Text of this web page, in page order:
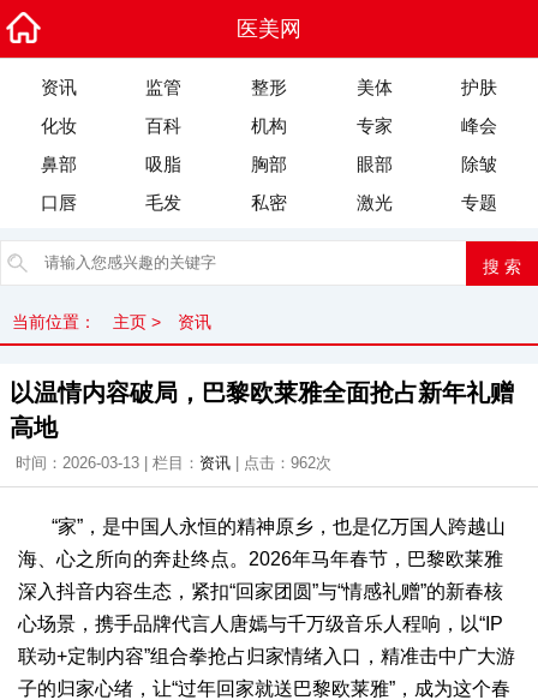
医美网
资讯 监管 整形 美体
护肤
化妆
百科 机构 专家
峰会
鼻部
吸脂 胸部 眼部
除皱
口唇
毛发 私密 激光 专题
当前位置： 主页 > 资讯
以温情内容破局，巴黎欧莱雅全面抢占新年礼赠
高地
时间：2026-03-13 | 栏目： 资讯 | 点击： 962次
“家”，是中国人永恒的精神原乡，也是亿万国人跨越山
海、心之所向的奔赴终点。2026年马年春节，巴黎欧莱雅
深入抖音内容生态，紧扣“回家团圆”与“情感礼赠”的新春核
心场景，携手品牌代言人唐嫣与千万级音乐人程响，以“IP
联动+定制内容”组合拳抢占归家情绪入口，精准击中广大游
子的归家心绪，让“过年回家就送巴黎欧莱雅”，成为这个春